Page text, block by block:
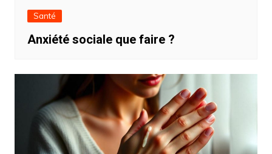
Santé
Anxiété sociale que faire ?